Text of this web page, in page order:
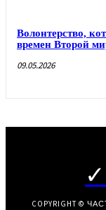
Волонтерство,
времен Второй
09.05.2026
COPYRIGHT ©